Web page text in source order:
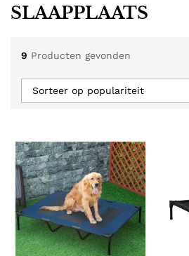
SLAAPPLAATS
9 Producten gevonden
Sorteer op populariteit